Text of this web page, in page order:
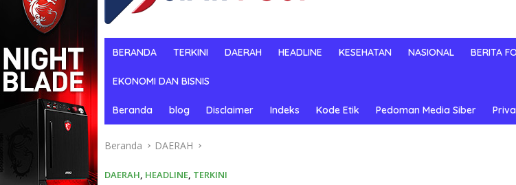
BERANDA TERKINI DAERAH HEADLINE KESEHATAN NASIONAL BERITA
EKONOMI DAN BISNIS
Beranda blog Disclaimer Indeks Kode Etik Pedoman Media Siber
Beranda DAERAH
DAERAH, HEADLINE, TERKINI